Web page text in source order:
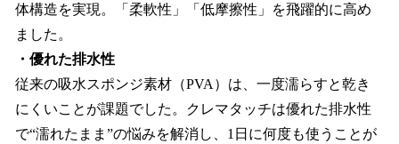
体構造を​実現。「柔軟性」「低​摩擦性」を​飛躍的に​高め
ました。​
・優れた排水性
従来の​吸水スポンジ素材​（PVA）は、​一度​濡らすと​乾き
にくいことが​課題でした。​クレマタッチは​優れた​排水性
で​“濡れたまま”の​悩みを​解消し、​1日に​何度も​使うことが